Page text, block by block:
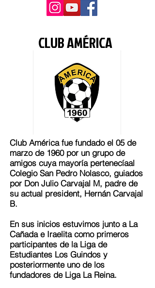
CLUB AMÉRICA
Club América fue fundado el 05 de
marzo de 1960 por un grupo de
amigos cuya mayoría pertenecíaal
Colegio San Pedro Nolasco, guiados
por Don Julio Carvajal M, padre de
su actual president, Hernán Carvajal
B.
En sus inicios estuvimos junto a La
Cañada e Iraelita como primeros
participantes de la Liga de
Estudiantes Los Guindos y
posteriormente uno de los
fundadores de Liga La Reina.